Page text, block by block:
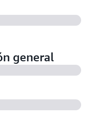
general